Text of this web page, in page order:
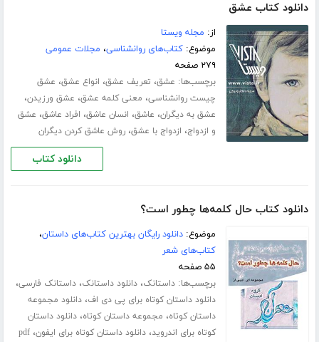
دانلود کتاب عشق
از: مجله ویستا
موضوع:کتاب‌های روانشناسی، مجلات عمومی
۲۷۹ صفحه
برچسب‌ها: عشق، تعریف عشق، انواع عشق، عشق
چیست روانشناسی، معنی کلمه عشق، عشق ورزیدن،
عشق به دیگران، عاشق، انسان عاشق، افراد عاشق، عشق
و ازدواج، ازدواج با عشق،روش عاشق کردن دیگران
دانلود کتاب
دانلود کتاب حال کلمه‌ها چطور است؟
موضوع:دانلود رایگان بهترین کتاب‌های داستان،
کتاب‌های شعر
۵۵ صفحه
برچسب‌ها:داستانک،دانلود داستانک،داستانک فارسی،
دانلود داستان کوتاه برای پی دی اف،دانلود مجموعه
داستان کوتاه، مجموعه داستان کوتاه،دانلود داستان
کوتاه برای اندروید،دانلود داستان کوتاه برای ایفون،pdf